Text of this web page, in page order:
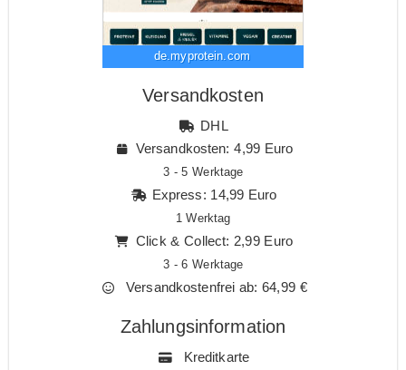
de.myprotein.com
Versandkosten
DHL
Versandkosten: 4,99 Euro
3 - 5 Werktage
Express: 14,99 Euro
1 Werktag
Click & Collect: 2,99 Euro
3 - 6 Werktage
Versandkostenfrei ab: 64,99 €
Zahlungsinformation
Kreditkarte